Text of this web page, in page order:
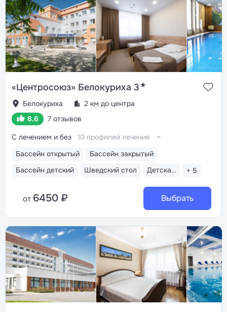
«Центросоюз» Белокуриха 3★
Белокуриха
2 км до центра
8.6
7 отзывов
Бассейн открытый
Бассейн закрытый
Бассейн детский
Шведский стол Детская анимация + 5
С лечением и без 10 профилей лечения
от 6450 ₽ Выбрать